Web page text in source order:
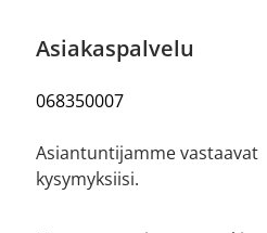
Asiakaspalvelu
068350007
Asiantuntijamme vastaavat
kysymyksiisi.